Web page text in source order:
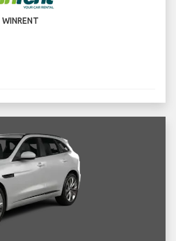
WINRENT